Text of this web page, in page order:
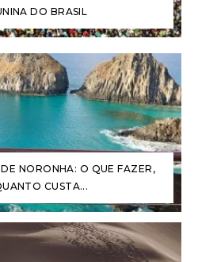
DO BRASIL
NORONHA: O QUE FAZER,
CUSTA...